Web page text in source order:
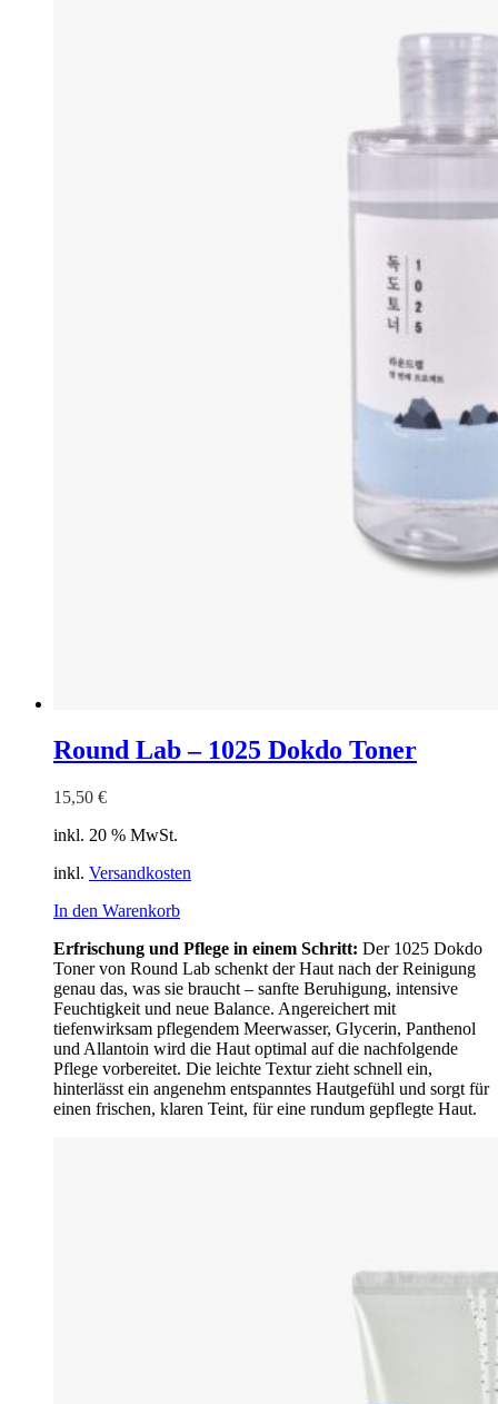
Round Lab – 1025 Dokdo Toner
15,50 €
inkl. 20 % MwSt.
inkl. Versandkosten
In den Warenkorb
Erfrischung und Pflege in einem Schritt: Der 1025 Dokdo
Toner von Round Lab schenkt der Haut nach der Reinigung
genau das, was sie braucht – sanfte Beruhigung, intensive
Feuchtigkeit und neue Balance. Angereichert mit
tiefenwirksam pflegendem Meerwasser, Glycerin, Panthenol
und Allantoin wird die Haut optimal auf die nachfolgende
Pflege vorbereitet. Die leichte Textur zieht schnell ein,
hinterlässt ein angenehm entspanntes Hautgefühl und sorgt für
einen frischen, klaren Teint, für eine rundum gepflegte Haut.